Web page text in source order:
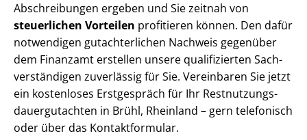
Abschreibungen ergeben und Sie zeitnah von
steuerlichen Vorteilen profitieren können. Den dafür
notwendigen gutachterlichen Nachweis gegenüber
dem Finanzamt erstellen unsere qualifizierten Sach­
ver­stän­di­gen zuverlässig für Sie. Vereinbaren Sie jetzt
ein kostenloses Erstgespräch für Ihr Rest­nut­zungs­
dau­er­gut­ach­ten in Brühl, Rheinland – gern telefonisch
oder über das Kontaktformular.